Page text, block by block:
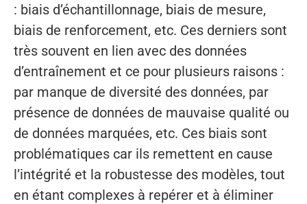
: biais d’échantillonnage, biais de mesure,
biais de renforcement, etc. Ces derniers sont
très souvent en lien avec des données
d’entraînement et ce pour plusieurs raisons :
par manque de diversité des données, par
présence de données de mauvaise qualité ou
de données marquées, etc. Ces biais sont
problématiques car ils remettent en cause
l’intégrité et la robustesse des modèles, tout
en étant complexes à repérer et à éliminer